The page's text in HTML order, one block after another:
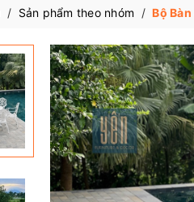
/ Sản phẩm theo nhóm / Bộ